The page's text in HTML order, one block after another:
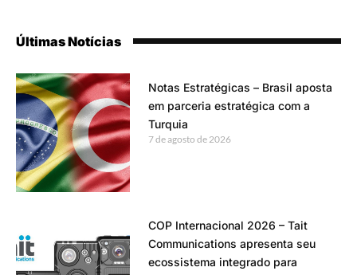
Últimas Notícias
Notas Estratégicas – Brasil aposta
em parceria estratégica com a
Turquia
7 de agosto de 2026
COP Internacional 2026 – Tait
Communications apresenta seu
ecossistema integrado para